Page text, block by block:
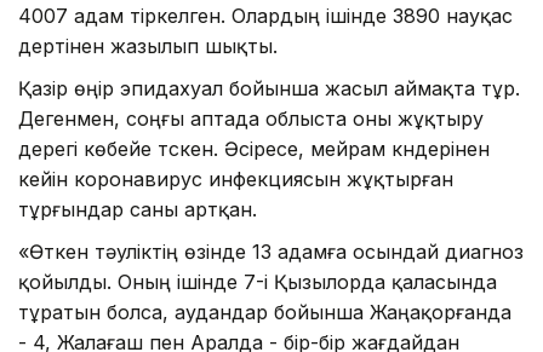
4007 адам тіркелген. Олардың ішінде 3890 науқас
дертінен жазылып шықты.
Қазір өңір эпидахуал бойынша жасыл аймақта тұр.
Дегенмен, соңғы аптада облыста оны жұқтыру
дерегі көбейе түскен. Әсіресе, мейрам күндерінен
кейін коронавирус инфекциясын жұқтырған
тұрғындар саны артқан.
«Өткен тәуліктің өзінде 13 адамға осындай диагноз
қойылды. Оның ішінде 7-і Қызылорда қаласында
тұратын болса, аудандар бойынша Жаңақорғанда
- 4, Жалағаш пен Аралда - бір-бір жағдайдан